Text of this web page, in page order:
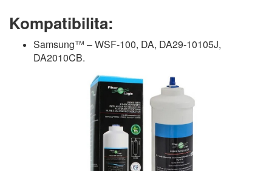
Kompatibilita:
Samsung™ – WSF-100, DA, DA29-10105J,
DA2010CB.